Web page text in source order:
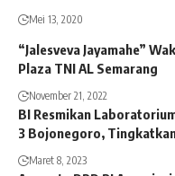
Mei 13, 2020
“Jalesveva Jayamahe”
Plaza TNI AL Semarang
November 21, 2022
BI Resmikan
3 Bojonegoro,
Maret 8, 2023